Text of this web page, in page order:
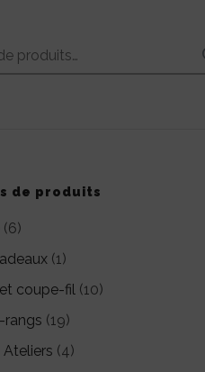
de produits
(6)
(1)
coupe-fil (10)
(19)
Ateliers (4)